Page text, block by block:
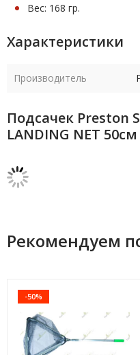
Вес: 168 гр.
Характеристики
Производитель
Подсачек Preston
LANDING NET
Рекомендуем
-50%